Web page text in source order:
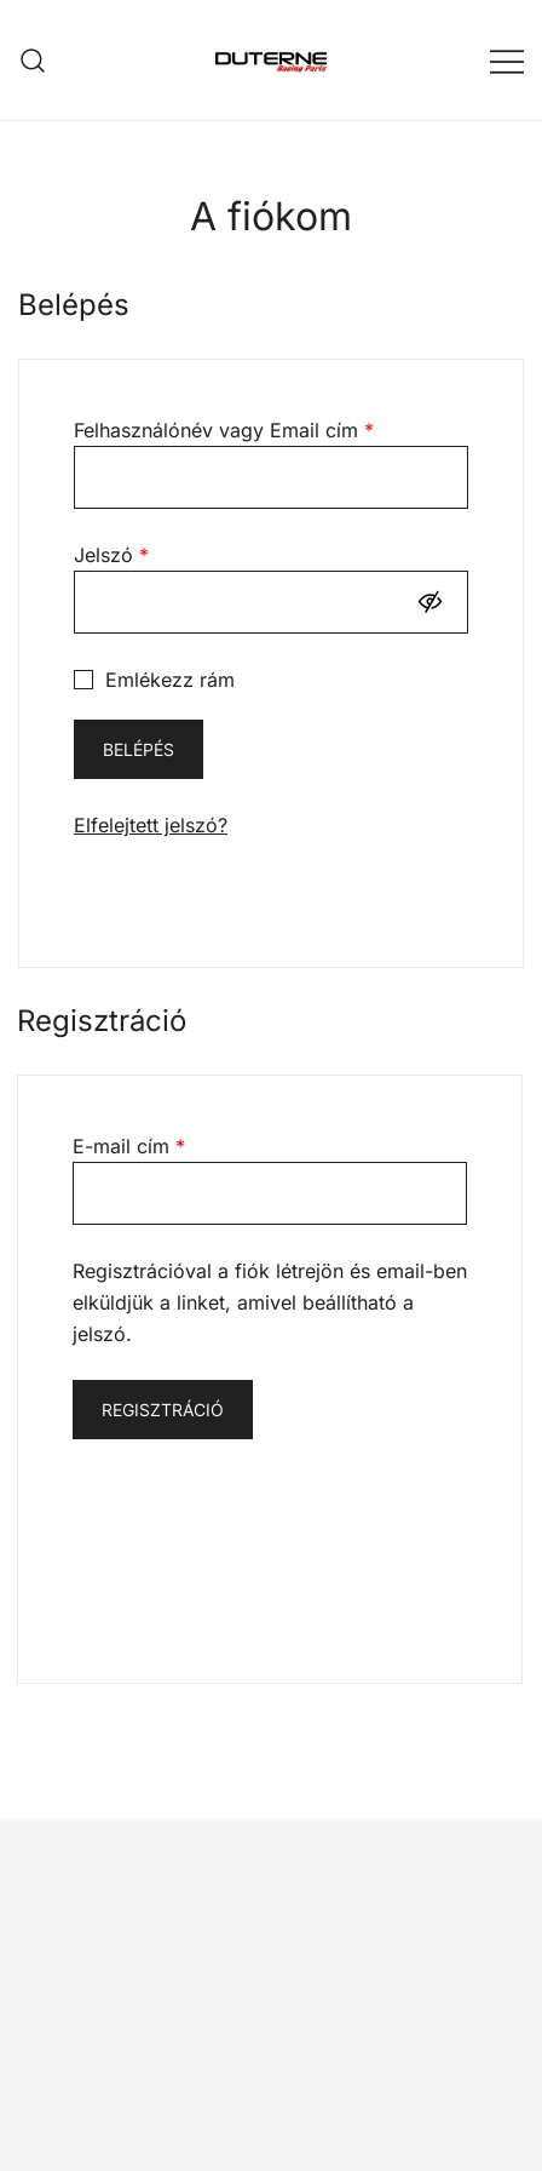
content
A fiókom
Belépés
Felhasználónév vagy Email cím *
Jelszó *
Emlékezz rám
BELÉPÉS
Elfelejtett jelszó?
Regisztráció
E-mail cím *
Regisztrációval a fiók létrejön és email-ben
elküldjük a linket, amivel beállítható a
jelszó.
REGISZTRÁCIÓ